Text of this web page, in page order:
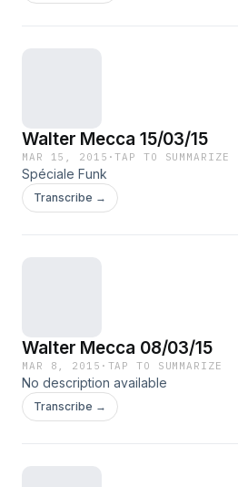
Walter Mecca 15/03/15
MAR 15, 2015 ·TAP TO SUMMARIZE
Spéciale Funk
Transcribe →
Walter Mecca 08/03/15
MAR 8, 2015 · TAP TO SUMMARIZE
No description available
Transcribe →